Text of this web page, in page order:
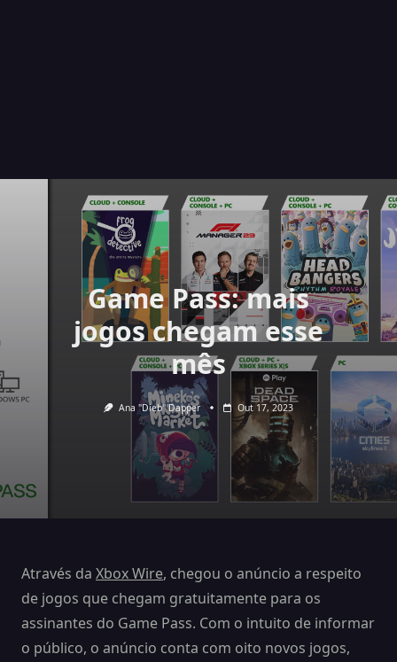
Game Pass: mais
jogos chegam esse
mês
Ana "Dieb" Dapper Out 17, 2023
Através da Xbox Wire, chegou o anúncio a respeito
de jogos que chegam gratuitamente para os
assinantes do Game Pass. Com o intuito de informar
o público, o anúncio conta com oito novos jogos,